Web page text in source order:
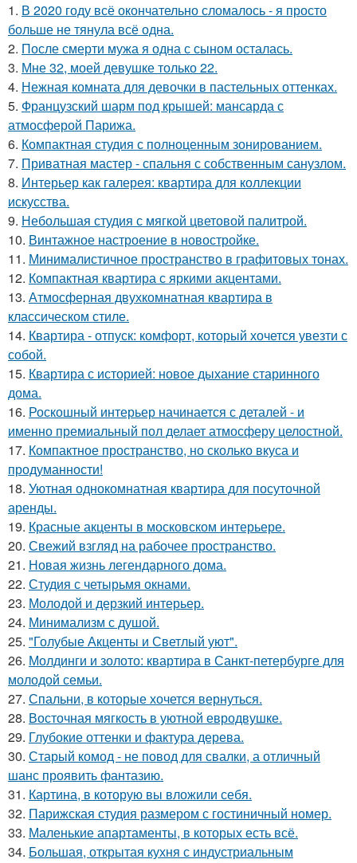
1. В 2020 году всё окончательно сломалось - я просто
больше не тянула всё одна.
2. После смерти мужа я одна с сыном осталась.
3. Мне 32, моей девушке только 22.
4. Нежная комната для девочки в пастельных оттенках.
5. Французский шарм под крышей: мансарда с
атмосферой Парижа.
6. Компактная студия с полноценным зонированием.
7. Приватная мастер - спальня с собственным санузлом.
8. Интерьер как галерея: квартира для коллекции
искусства.
9. Небольшая студия с мягкой цветовой палитрой.
10. Винтажное настроение в новостройке.
11. Минималистичное пространство в графитовых тонах.
12. Компактная квартира с яркими акцентами.
13. Атмосферная двухкомнатная квартира в
классическом стиле.
14. Квартира - отпуск: комфорт, который хочется увезти с
собой.
15. Квартира с историей: новое дыхание старинного
дома.
16. Роскошный интерьер начинается с деталей - и
именно премиальный пол делает атмосферу целостной.
17. Компактное пространство, но сколько вкуса и
продуманности!
18. Уютная однокомнатная квартира для посуточной
аренды.
19. Красные акценты в московском интерьере.
20. Свежий взгляд на рабочее пространство.
21. Новая жизнь легендарного дома.
22. Студия с четырьмя окнами.
23. Молодой и дерзкий интерьер.
24. Минимализм с душой.
25. "Голубые Акценты и Светлый уют".
26. Молдинги и золото: квартира в Санкт-петербурге для
молодой семьи.
27. Спальни, в которые хочется вернуться.
28. Восточная мягкость в уютной евродвушке.
29. Глубокие оттенки и фактура дерева.
30. Старый комод - не повод для свалки, а отличный
шанс проявить фантазию.
31. Картина, в которую вы вложили себя.
32. Парижская студия размером с гостиничный номер.
33. Маленькие апартаменты, в которых есть всё.
34. Большая, открытая кухня с индустриальным